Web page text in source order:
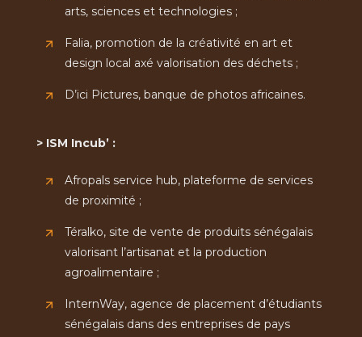
arts, sciences et technologies ;
Falia, promotion de la créativité en art et
design local axé valorisation des déchets ;
D’ici Pictures, banque de photos africaines.
> ISM Incub’ :
Afropals service hub, plateforme de services
de proximité ;
Téralko, site de vente de produits sénégalais
valorisant l’artisanat et la production
agroalimentaire ;
InternWay, agence de placement d’étudiants
sénégalais dans des entreprises de pays